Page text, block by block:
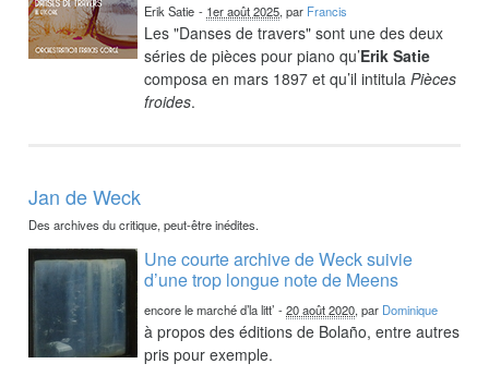
Erik Satie - 1er août 2025, par Francis
Les "Danses de travers" sont une des deux
séries de pièces pour piano qu’Erik Satie
composa en mars 1897 et qu’il intitulaPièces
froides.
Jan de Weck
Des archives du critique, peut-être inédites.
Une courte archive de Weck suivie
d’une trop longue note de Meens
encore le marché d’la litt’ -20 août 2020, par Dominique
à propos des éditions de Bolaño, entre autres
pris pour exemple.